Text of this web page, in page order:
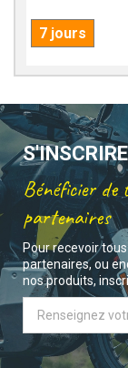
7 jours
Bénéficier de
partenaires
Pour recevoir
partenaires, ou
nos produits,